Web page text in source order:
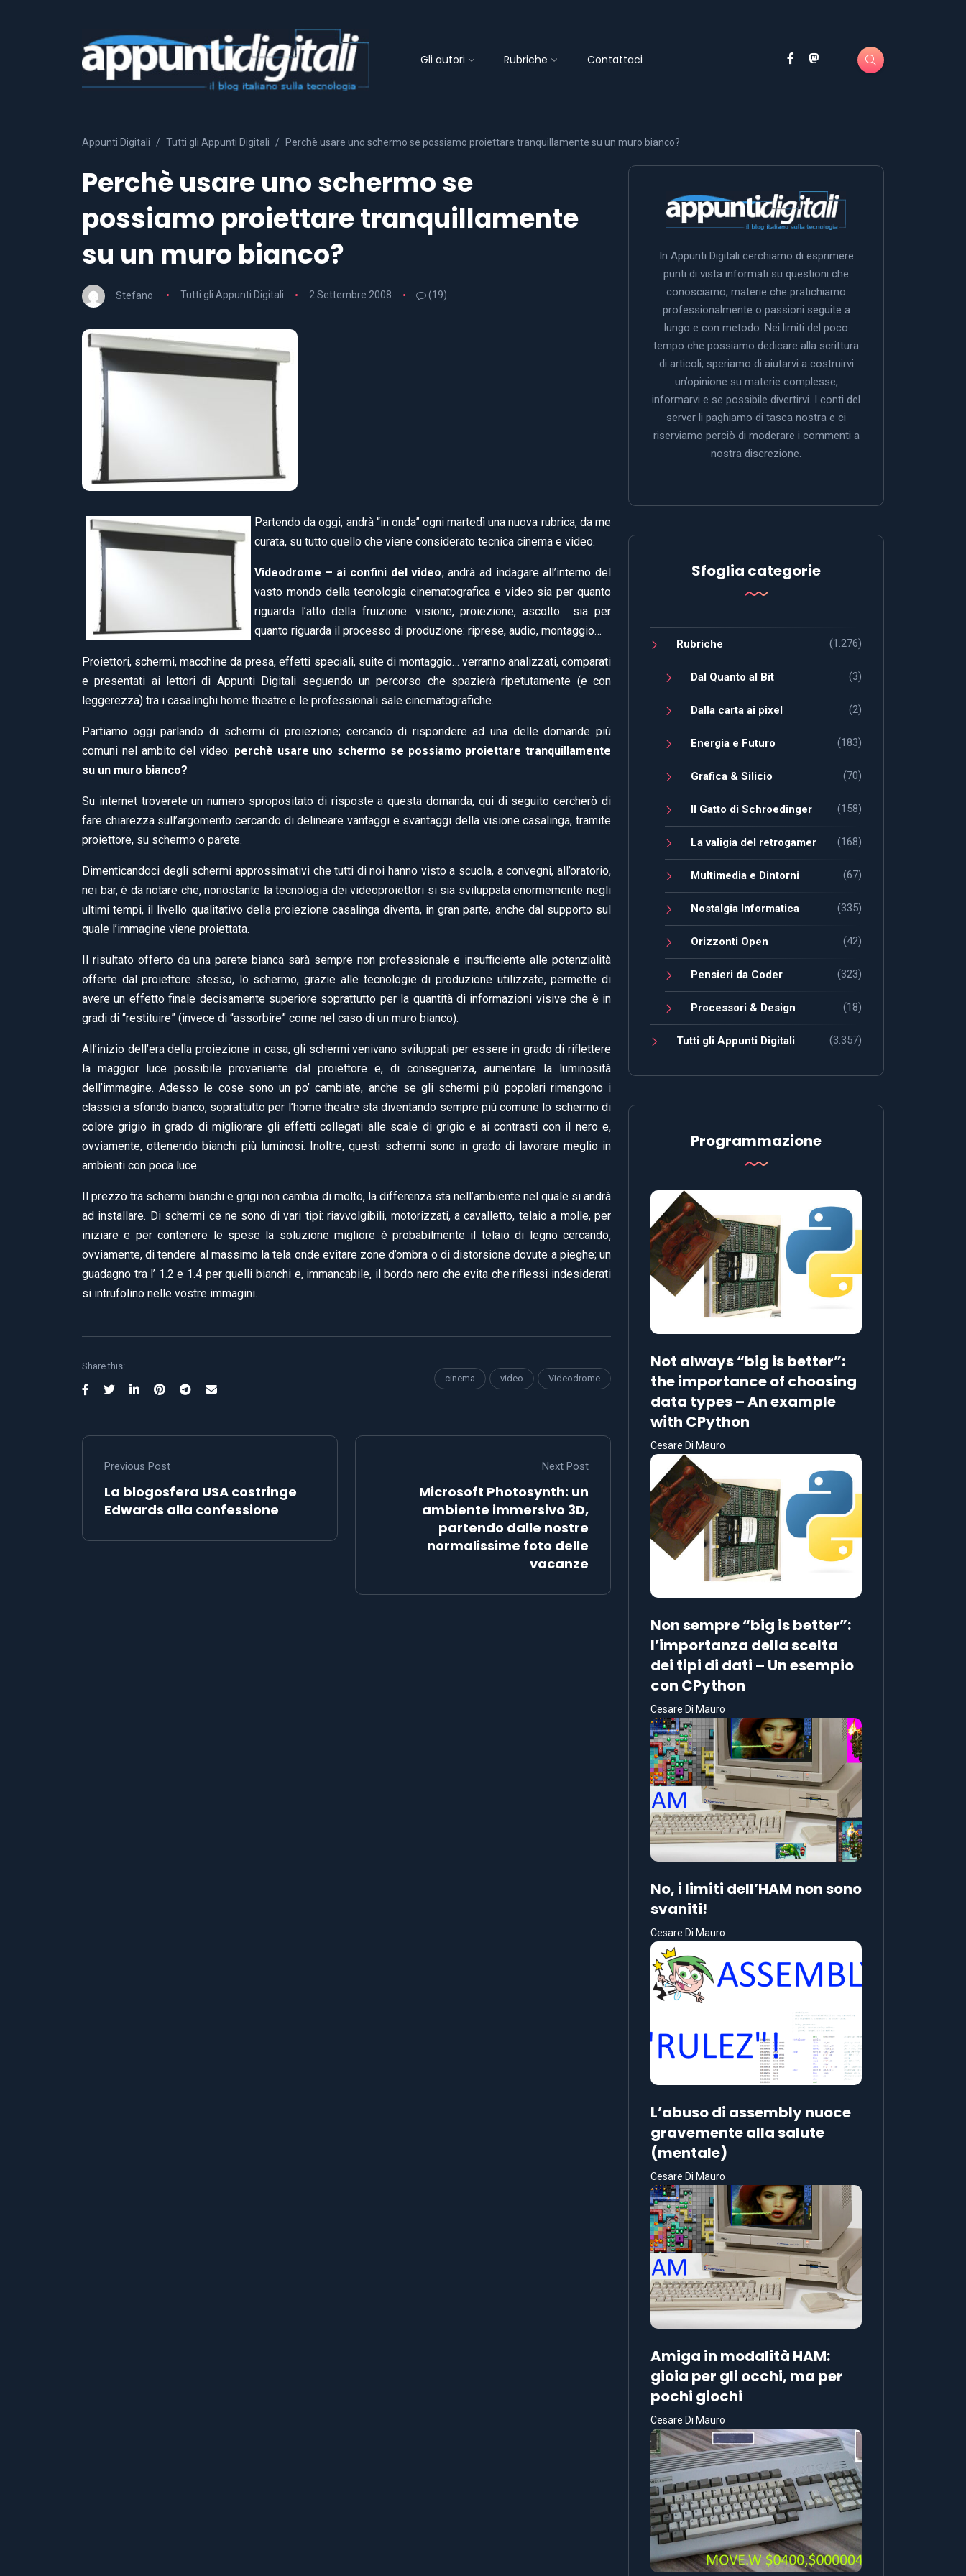
Gli autori Rubriche Contattaci
Appunti Digitali Tutti gli Appunti Digitali Perchè usare uno schermo se possiamo proiettare tranquillamente su un muro bianco?
Perchè usare uno schermo se
possiamo proiettare tranquillamente
su un muro bianco?
Stefano Tutti gli Appunti Digitali 2 Settembre 2008 (19)
Partendo da oggi, andrà “in onda” ogni martedì una nuova rubrica, da me
curata, su tutto quello che viene considerato tecnica cinema e video.
Videodrome – ai confini del video; andrà ad indagare all’interno del
vasto mondo della tecnologia cinematografica e video sia per quanto
riguarda l’atto della fruizione: visione, proiezione, ascolto… sia per
quanto riguarda il processo di produzione: riprese, audio, montaggio…
Proiettori, schermi, macchine da presa, effetti speciali, suite di montaggio… verranno analizzati, comparati
e presentati ai lettori di Appunti Digitali seguendo un percorso che spazierà ripetutamente (e con
leggerezza) tra i casalinghi home theatre e le professionali sale cinematografiche.
Partiamo oggi parlando di schermi di proiezione; cercando di rispondere ad una delle domande più
comuni nel ambito del video: perchè usare uno schermo se possiamo proiettare tranquillamente
su un muro bianco?
Su internet troverete un numero spropositato di risposte a questa domanda, qui di seguito cercherò di
fare chiarezza sull’argomento cercando di delineare vantaggi e svantaggi della visione casalinga, tramite
proiettore, su schermo o parete.
Dimenticandoci degli schermi approssimativi che tutti di noi hanno visto a scuola, a convegni, all’oratorio,
nei bar, è da notare che, nonostante la tecnologia dei videoproiettori si sia sviluppata enormemente negli
ultimi tempi, il livello qualitativo della proiezione casalinga diventa, in gran parte, anche dal supporto sul
quale l’immagine viene proiettata.
Il risultato offerto da una parete bianca sarà sempre non professionale e insufficiente alle potenzialità
offerte dal proiettore stesso, lo schermo, grazie alle tecnologie di produzione utilizzate, permette di
avere un effetto finale decisamente superiore soprattutto per la quantità di informazioni visive che è in
gradi di “restituire” (invece di “assorbire” come nel caso di un muro bianco).
All’inizio dell’era della proiezione in casa, gli schermi venivano sviluppati per essere in grado di riflettere
la maggior luce possibile proveniente dal proiettore e, di conseguenza, aumentare la luminosità
dell’immagine. Adesso le cose sono un po’ cambiate, anche se gli schermi più popolari rimangono i
classici a sfondo bianco, soprattutto per l’home theatre sta diventando sempre più comune lo schermo di
colore grigio in grado di migliorare gli effetti collegati alle scale di grigio e ai contrasti con il nero e,
ovviamente, ottenendo bianchi più luminosi. Inoltre, questi schermi sono in grado di lavorare meglio in
ambienti con poca luce.
Il prezzo tra schermi bianchi e grigi non cambia di molto, la differenza sta nell’ambiente nel quale si andrà
ad installare. Di schermi ce ne sono di vari tipi: riavvolgibili, motorizzati, a cavalletto, telaio a molle, per
iniziare e per contenere le spese la soluzione migliore è probabilmente il telaio di legno cercando,
ovviamente, di tendere al massimo la tela onde evitare zone d’ombra o di distorsione dovute a pieghe; un
guadagno tra l’ 1.2 e 1.4 per quelli bianchi e, immancabile, il bordo nero che evita che riflessi indesiderati
si intrufolino nelle vostre immagini.
Share this:
cinema
video Videodrome
Previous Post
La blogosfera USA costringe
Edwards alla confessione
Next Post
Microsoft Photosynth: un
ambiente immersivo 3D,
partendo dalle nostre
normalissime foto delle
vacanze
In Appunti Digitali cerchiamo di esprimere
punti di vista informati su questioni che
conosciamo, materie che pratichiamo
professionalmente o passioni seguite a
lungo e con metodo. Nei limiti del poco
tempo che possiamo dedicare alla scrittura
di articoli, speriamo di aiutarvi a costruirvi
un’opinione su materie complesse,
informarvi e se possibile divertirvi. I conti del
server li paghiamo di tasca nostra e ci
riserviamo perciò di moderare i commenti a
nostra discrezione.
Sfoglia categorie
Rubriche (1.276)
Dal Quanto al Bit (3)
Dalla carta ai pixel (2)
Energia e Futuro (183)
Grafica & Silicio (70)
Il Gatto di Schroedinger (158)
La valigia del retrogamer (168)
Multimedia e Dintorni (67)
Nostalgia Informatica (335)
Orizzonti Open (42)
Pensieri da Coder (323)
Processori & Design (18)
Tutti gli Appunti Digitali (3.357)
Programmazione
Not always “big is better”:
the importance of choosing
data types – An example
with CPython
Cesare Di Mauro
Non sempre “big is better”:
l’importanza della scelta
dei tipi di dati – Un esempio
con CPython
Cesare Di Mauro
No, i limiti dell’HAM non sono
svaniti!
Cesare Di Mauro
L’abuso di assembly nuoce
gravemente alla salute
(mentale)
Cesare Di Mauro
Amiga in modalità HAM:
gioia per gli occhi, ma per
pochi giochi
Cesare Di Mauro